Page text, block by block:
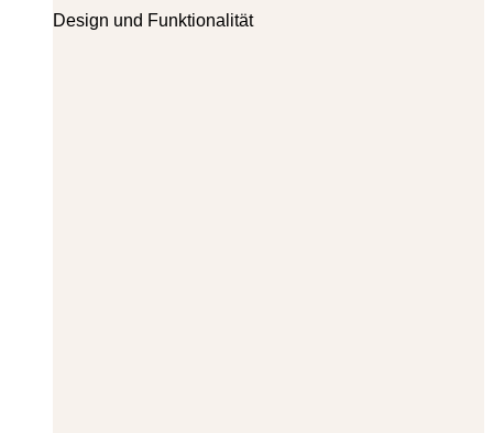
Design und Funktionalität